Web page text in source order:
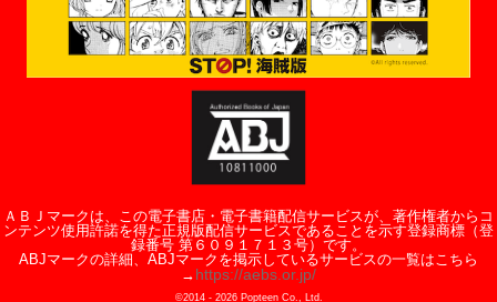
ＡＢＪマークは、この電子書店・電子書籍配信サービスが、著作権者からコ
ンテンツ使用許諾を得た正規版配信サービスであることを示す登録商標（登
録番号 第６０９１７１３号）です。
ABJマークの詳細、ABJマークを掲示しているサービスの一覧はこちら
→ https://aebs.or.jp/
©2014 - 2026Popteen Co., Ltd.